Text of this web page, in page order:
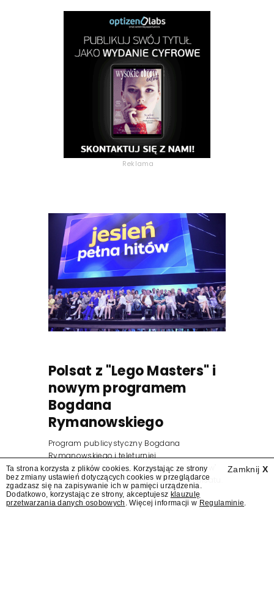
Reklama
Polsat z "Lego Masters" i
nowym programem
Bogdana
Rymanowskiego
Program publicystyczny Bogdana
Rymanowskiego i teleturniej
muzyczny "Hitster. Muzyczna gra przebojów"
znajdą się wśród jesiennych nowości Polsatu.
Polsat przejmuje od TVN program "Lego
Masters".
Zamknij X
Ta strona korzysta z plików cookies. Korzystając ze strony
bez zmiany ustawień dotyczących cookies w przeglądarce
zgadzasz się na zapisywanie ich w pamięci urządzenia.
Dodatkowo, korzystając ze strony, akceptujesz klauzulę
przetwarzania danych osobowych . Więcej informacji w Regulaminie.